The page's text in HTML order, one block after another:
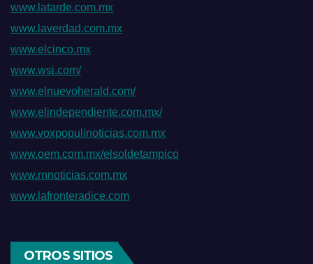
www.latarde.com.mx
www.laverdad.com.mx
www.elcinco.mx
www.wsj.com/
www.elnuevoherald.com/
www.elindependiente.com.mx/
www.voxpopulinoticias.com.mx
www.oem.com.mx/elsoldetampico
www.rnnoticias.com.mx
www.lafronteradice.com
OTROS SITIOS